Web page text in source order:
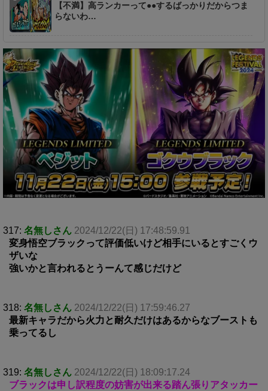
【不満】高ランカーって●●するばっかりだからつま
らないわ…
317: 名無しさん 2024/12/22(日) 17:48:59.91
変身悟空ブラックって評価低いけど相手にいるとすごくウ
ザいな
強いかと言われるとうーんて感じだけど
318: 名無しさん 2024/12/22(日) 17:59:46.27
最新キャラだから火力と耐久だけはあるからなブーストも
乗ってるし
319: 名無しさん 2024/12/22(日) 18:09:17.24
ブラックは申し訳程度の妨害が出来る踏ん張りアタッカー